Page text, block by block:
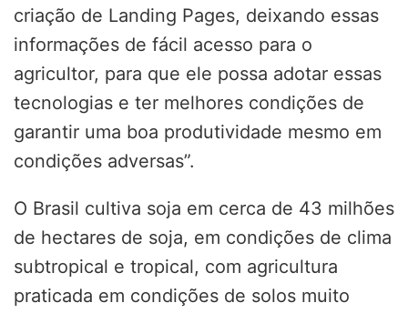
criação de Landing Pages, deixando essas
informações de fácil acesso para o
agricultor, para que ele possa adotar essas
tecnologias e ter melhores condições de
garantir uma boa produtividade mesmo em
condições adversas”.
O Brasil cultiva soja em cerca de 43 milhões
de hectares de soja, em condições de clima
subtropical e tropical, com agricultura
praticada em condições de solos muito